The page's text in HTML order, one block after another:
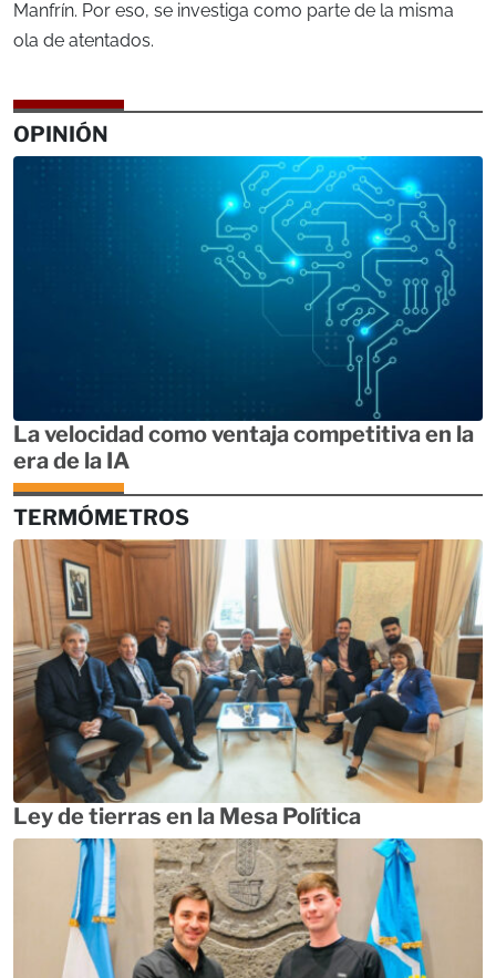
Manfrín. Por eso, se investiga como parte de la misma
ola de atentados.
OPINIÓN
La velocidad como ventaja competitiva en la
era de la IA
TERMÓMETROS
Ley de tierras en la Mesa Política